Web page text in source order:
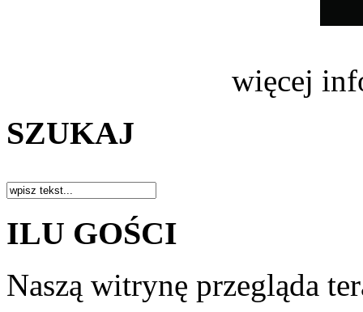
więcej
SZUKAJ
ILU GOŚCI
Naszą witrynę przegląda